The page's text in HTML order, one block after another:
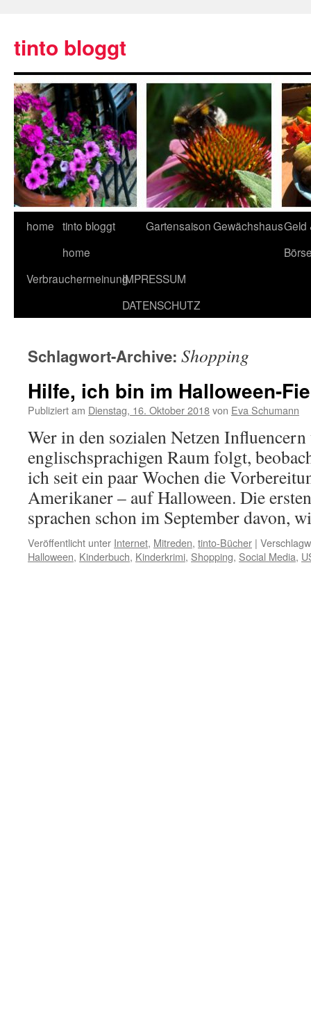
tinto bloggt
home tinto bloggt
home
GartensaisonGewächshausGeld
VerbrauchermeinungIMPRESSUM
DATENSCHUTZ
Schlagwort-Archive: Shopping
Hilfe, ich bin im Halloween-
Publiziert am Dienstag, 16. Oktober 2018von Eva Schumann
Wer in den sozialen Netzen
englischsprachigen Raum folgt,
ich seit ein paar Wochen die
Amerikaner – auf Halloween. Die
sprachen schon im September davon,
Veröffentlicht unter Internet, Mitreden, tinto-Bücher |
Halloween, Kinderbuch, Kinderkrimi, Shopping, Social Media,